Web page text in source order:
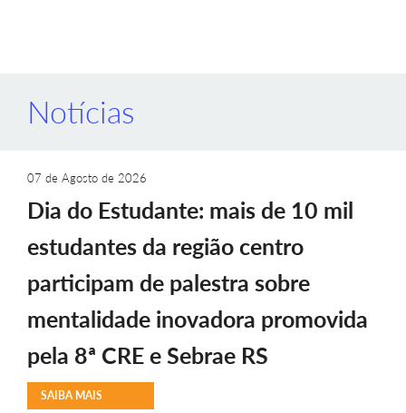
Notícias
07 de Agosto de 2026
Dia do Estudante: mais de 10 mil
estudantes da região centro
participam de palestra sobre
mentalidade inovadora promovida
pela 8ª CRE e Sebrae RS
SAIBA MAIS